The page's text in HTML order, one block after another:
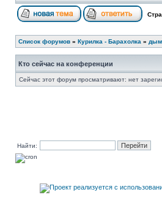
Список форумов » Курилка - Барахолка » дым
Кто сейчас на конференции
Сейчас этот форум просматривают: нет
Найти: